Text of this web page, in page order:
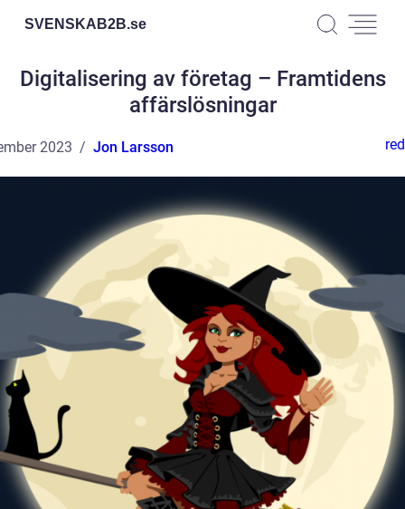
SVENSKAB2B.se
Digitalisering av företag – Framtidens
affärslösningar
2023 Jon Larsson